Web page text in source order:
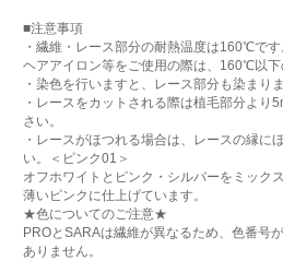
■注意事項
・繊維・レース部分の耐熱温度は160℃です
ヘアアイロン等をご使用の際は、160℃以下
・染色を行いますと、レース部分も染まり
・レースをカットされる際は植毛部分より
さい。
・レースがほつれる場合は、レースの縁に
い。＜ピンク01＞
オフホワイトとピンク・シルバーをミックス
薄いピンクに仕上げています。
★色についてのご注意★
PROとSARAは繊維が異なるため、色番号
ありません。